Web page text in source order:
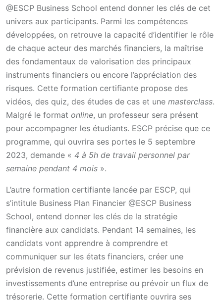
@ESCP Business School entend donner les clés de cet
univers aux participants. Parmi les compétences
développées, on retrouve la capacité d’identifier le rôle
de chaque acteur des marchés financiers, la maîtrise
des fondamentaux de valorisation des principaux
instruments financiers ou encore l’appréciation des
risques. Cette formation certifiante propose des
vidéos, des quiz, des études de cas et une masterclass.
Malgré le format online, un professeur sera présent
pour accompagner les étudiants. ESCP précise que ce
programme, qui ouvrira ses portes le 5 septembre
2023, demande « 4 à 5h de travail personnel par
semaine pendant 4 mois ».
L’autre formation certifiante lancée par ESCP, qui
s’intitule Business Plan Financier @ESCP Business
School, entend donner les clés de la stratégie
financière aux candidats. Pendant 14 semaines, les
candidats vont apprendre à comprendre et
communiquer sur les états financiers, créer une
prévision de revenus justifiée, estimer les besoins en
investissements d’une entreprise ou prévoir un flux de
trésorerie. Cette formation certifiante ouvrira ses